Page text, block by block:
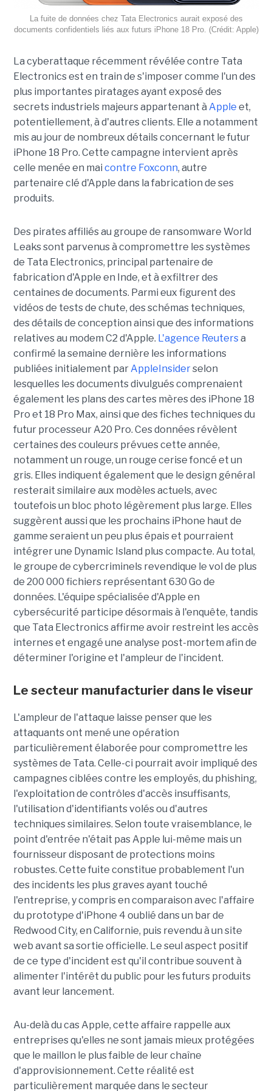
La fuite de données chez Tata Electronics aurait exposé des
documents confidentiels liés aux futurs iPhone 18 Pro. (Crédit: Apple)
La cyberattaque récemment révélée contre Tata
Electronics est en train de s'imposer comme l'un des
plus importantes piratages ayant exposé des
secrets industriels majeurs appartenant à Apple et,
potentiellement, à d'autres clients. Elle a notamment
mis au jour de nombreux détails concernant le futur
iPhone 18 Pro. Cette campagne intervient après
celle menée en mai contre Foxconn, autre
partenaire clé d'Apple dans la fabrication de ses
produits.
Des pirates affiliés au groupe de ransomware World
Leaks sont parvenus à compromettre les systèmes
de Tata Electronics, principal partenaire de
fabrication d'Apple en Inde, et à exfiltrer des
centaines de documents. Parmi eux figurent des
vidéos de tests de chute, des schémas techniques,
des détails de conception ainsi que des informations
relatives au modem C2 d'Apple. L'agence Reutersa
confirmé la semaine dernière les informations
publiées initialement parAppleInsiderselon
lesquelles les documents divulgués comprenaient
également les plans des cartes mères des iPhone 18
Pro et 18 Pro Max, ainsi que des fiches techniques du
futur processeur A20 Pro. Ces données révèlent
certaines des couleurs prévues cette année,
notamment un rouge, un rouge cerise foncé et un
gris. Elles indiquent également que le design général
resterait similaire aux modèles actuels, avec
toutefois un bloc photo légèrement plus large. Elles
suggèrent aussi que les prochains iPhone haut de
gamme seraient un peu plus épais et pourraient
intégrer une Dynamic Island plus compacte. Au total,
le groupe de cybercriminels revendique le vol de plus
de 200 000 fichiers représentant 630 Go de
données. L'équipe spécialisée d'Apple en
cybersécurité participe désormais à l'enquête, tandis
que Tata Electronics affirme avoir restreint les accès
internes et engagé une analyse post-mortem afin de
déterminer l'origine et l'ampleur de l'incident.
Le secteur manufacturier dans le viseur
L'ampleur de l'attaque laisse penser que les
attaquants ont mené une opération
particulièrement élaborée pour compromettre les
systèmes de Tata. Celle-ci pourrait avoir impliqué des
campagnes ciblées contre les employés, du phishing,
l'exploitation de contrôles d'accès insuffisants,
l'utilisation d'identifiants volés ou d'autres
techniques similaires. Selon toute vraisemblance, le
point d'entrée n'était pas Apple lui-même mais un
fournisseur disposant de protections moins
robustes. Cette fuite constitue probablement l'un
des incidents les plus graves ayant touché
l'entreprise, y compris en comparaison avec l'affaire
du prototype d'iPhone 4 oublié dans un bar de
Redwood City, en Californie, puis revendu à un site
web avant sa sortie officielle. Le seul aspect positif
de ce type d'incident est qu'il contribue souvent à
alimenter l'intérêt du public pour les futurs produits
avant leur lancement.
Au-delà du cas Apple, cette affaire rappelle aux
entreprises qu'elles ne sont jamais mieux protégées
que le maillon le plus faible de leur chaîne
d'approvisionnement. Cette réalité est
particulièrement marquée dans le secteur